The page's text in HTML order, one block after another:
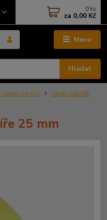
Menu
Hledat
0 ks
za 0,00 Kč
Obojky pro psy
Obojky DeLUXE
25 mm